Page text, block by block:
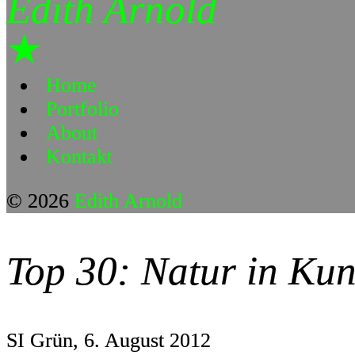
★
Home
Portfolio
About
Kontakt
© 2026 Edith Arnold
Top 30: Natur in
SI Grün, 6. August 2012